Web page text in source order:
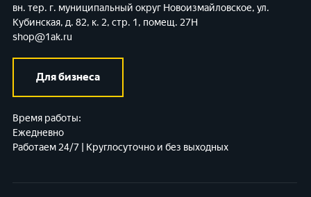
вн. тер. г. муниципальный округ Новоизмайловское, ул.
Кубинская, д. 82, к. 2, стр. 1, помещ. 27Н
shop@1ak.ru
Для бизнеса
Время работы:
Ежедневно
Работаем 24/7 | Круглосуточно и без выходных